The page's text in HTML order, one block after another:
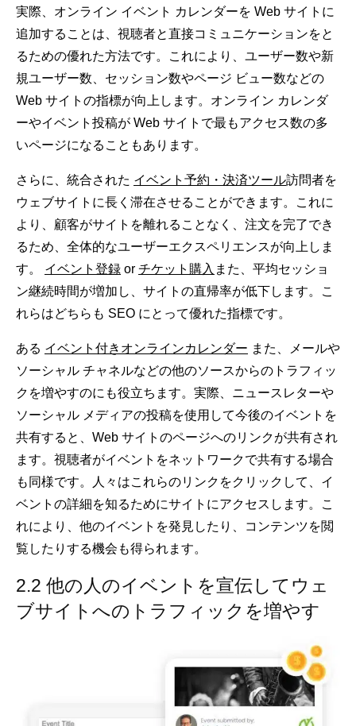
実際、オンライン イベント カレンダーを Web サイトに
追加することは、視聴者と直接コミュニケーションをと
るための優れた方法です。これにより、ユーザー数や新
規ユーザー数、セッション数やページ ビュー数などの
Web サイトの指標が向上します。オンライン カレンダ
ーやイベント投稿が Web サイトで最もアクセス数の多
いページになることもあります。
さらに、統合された イベント予約・決済ツール訪問者を
ウェブサイトに長く滞在させることができます。これに
より、顧客がサイトを離れることなく、注文を完了でき
るため、全体的なユーザーエクスペリエンスが向上しま
す。 イベント登録 or チケット購入 また、平均セッショ
ン継続時間が増加し、サイトの直帰率が低下します。こ
れらはどちらも SEO にとって優れた指標です。
ある イベント付きオンラインカレンダー また、メールや
ソーシャル チャネルなどの他のソースからのトラフィッ
クを増やすのにも役立ちます。実際、ニュースレターや
ソーシャル メディアの投稿を使用して今後のイベントを
共有すると、Web サイトのページへのリンクが共有され
ます。視聴者がイベントをネットワークで共有する場合
も同様です。人々はこれらのリンクをクリックして、イ
ベントの詳細を知るためにサイトにアクセスします。こ
れにより、他のイベントを発見したり、コンテンツを閲
覧したりする機会も得られます。
2.2 他の人のイベントを宣伝してウェ
ブサイトへのトラフィックを増やす